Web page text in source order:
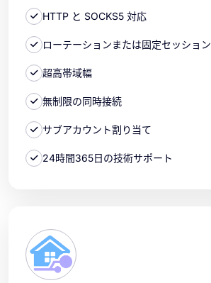
HTTP と SOCKS5 対応
ローテーションまたは固定セッション
超高帯域幅
無制限の同時接続
サブアカウント割り当て
24時間365日の技術サポート